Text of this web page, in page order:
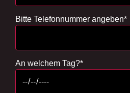
Bitte Telefonnummer angeben*
An welchem Tag?*